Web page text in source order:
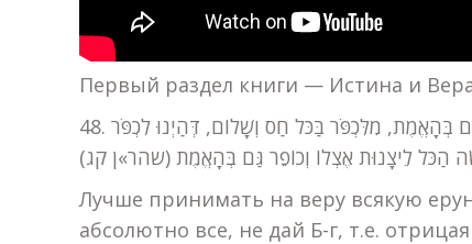
Первый раздел книги — Истина и
48. מח. טוֹב יוֹתֵר לְהַאֲמִין אֲפִלּוּ בִּשְׁטוּתִים וּשְׁקָרִים כְּדֵי לְהַאֲמִין גַּם בְּהָאֱמֶת, מִלִּכְפֹּר בַּכֹּל חַס וְשָׁלוֹם, דְּהַיְנוּ לִכְפֹּר
Лучше принимать на веру всякую
абсолютно все, не дай Б-г, т.е.